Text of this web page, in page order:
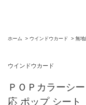
ホーム > ウインドウカード > 無地
ウインドウカード
ＰＯＰカラーシ
応 ポップ シート